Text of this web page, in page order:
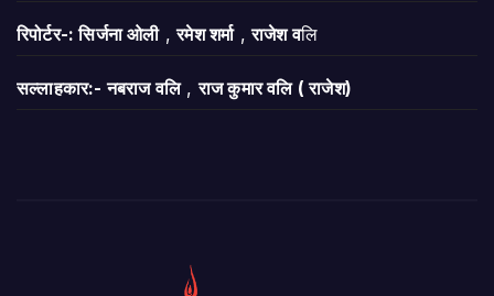
रिपोर्टर-: सिर्जना ओली,रमेश शर्मा,राजेश वलि
सल्लाहकार:- नबराज वलि,राज कुमार वलि ( राजेश)